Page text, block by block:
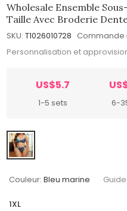
Wholesale Ensemble
Taille Avec Broderie
SKU: T1026010728 Commande
Personnalisation et
US$5.7
1-5 sets 6-
Couleur: Bleu marine
1XL